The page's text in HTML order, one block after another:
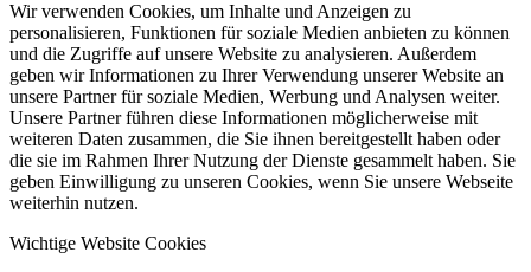
Wir verwenden Cookies, um Inhalte und Anzeigen zu
personalisieren, Funktionen für soziale Medien anbieten zu können
und die Zugriffe auf unsere Website zu analysieren. Außerdem
geben wir Informationen zu Ihrer Verwendung unserer Website an
unsere Partner für soziale Medien, Werbung und Analysen weiter.
Unsere Partner führen diese Informationen möglicherweise mit
weiteren Daten zusammen, die Sie ihnen bereitgestellt haben oder
die sie im Rahmen Ihrer Nutzung der Dienste gesammelt haben. Sie
geben Einwilligung zu unseren Cookies, wenn Sie unsere Webseite
weiterhin nutzen.
Wichtige Website Cookies